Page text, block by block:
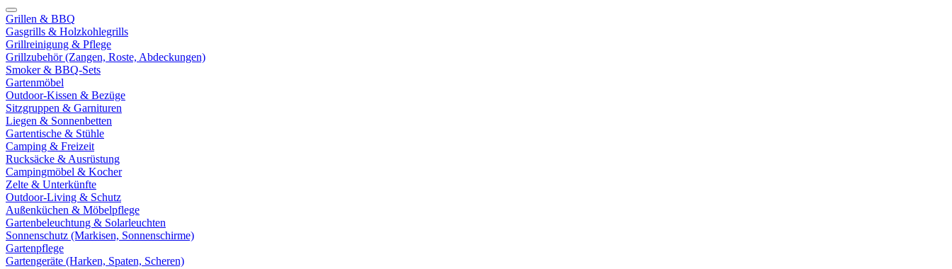
Grillen & BBQ
Gasgrills & Holzkohlegrills
Grillreinigung & Pflege
Grillzubehör (Zangen, Roste, Abdeckungen)
Smoker & BBQ-Sets
Gartenmöbel
Outdoor-Kissen & Bezüge
Sitzgruppen & Garnituren
Liegen & Sonnenbetten
Gartentische & Stühle
Camping & Freizeit
Rucksäcke & Ausrüstung
Campingmöbel & Kocher
Zelte & Unterkünfte
Outdoor-Living & Schutz
Außenküchen & Möbelpflege
Gartenbeleuchtung & Solarleuchten
Sonnenschutz (Markisen, Sonnenschirme)
Gartenpflege
Gartengeräte (Harken, Spaten, Scheren)